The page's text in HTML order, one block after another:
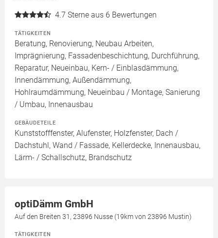
4.7 Sterne aus 6 Bewertungen
TÄTIGKEITEN
Beratung, Renovierung, Neubau Arbeiten,
Imprägnierung, Fassadenbeschichtung, Durchführung,
Reparatur, Neueinbau, Kern- / Einblasdämmung,
Innendämmung, Außendämmung,
Hohlraumdämmung, Neueinbau / Montage, Sanierung
/ Umbau, Innenausbau
GEBÄUDETEILE
Kunststofffenster, Alufenster, Holzfenster, Dach /
Dachstuhl, Wand / Fassade, Kellerdecke, Innenausbau,
Lärm- / Schallschutz, Brandschutz
optiDämm GmbH
Auf den Breiten 31, 23896 Nusse (19km von 23896 Mustin)
TÄTIGKEITEN